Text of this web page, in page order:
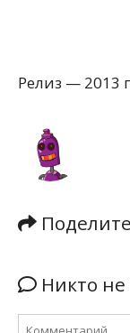
Релиз — 2013
Никто